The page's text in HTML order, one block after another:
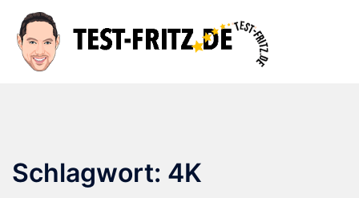
Inhalt
springen
Schlagwort: 4K